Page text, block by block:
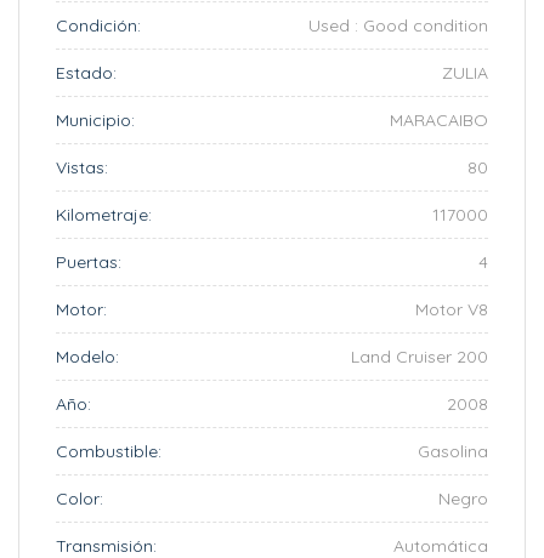
Condición: Used : Good condition
Estado: ZULIA
Municipio: MARACAIBO
Vistas: 80
Kilometraje: 117000
Puertas: 4
Motor: Motor V8
Modelo: Land Cruiser 200
Año: 2008
Combustible: Gasolina
Color: Negro
Transmisión: Automática